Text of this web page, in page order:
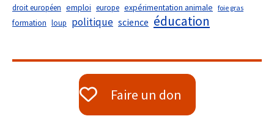
droit européen emploi europe expérimentation animale foie gras
formation loup politique science éducation
Faire un don